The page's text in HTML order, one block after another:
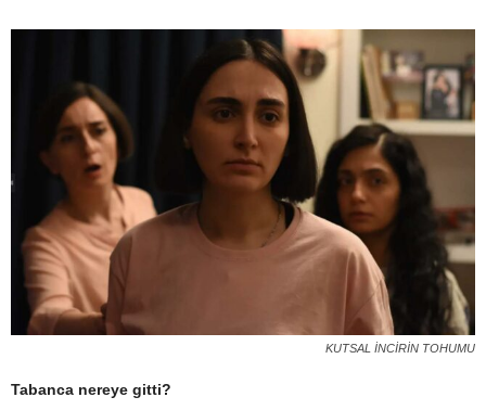
KUTSAL İNCİRİN TOHUMU
Tabanca nereye gitti?